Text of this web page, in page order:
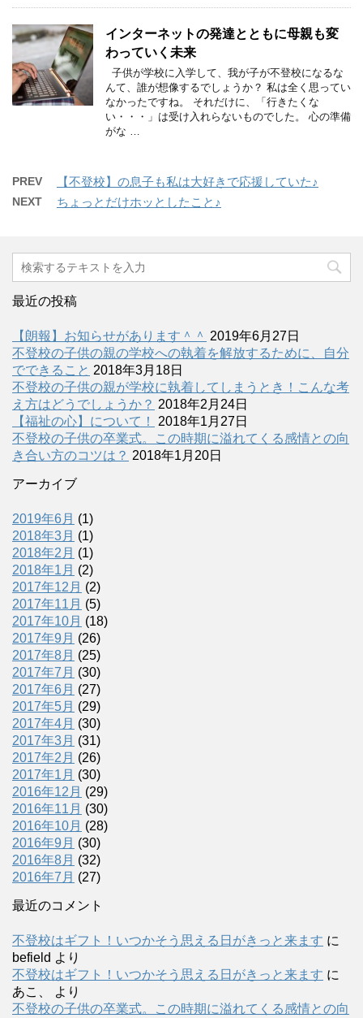
インターネットの発達とともに母親も変
わっていく未来
子供が学校に入学して、我が子が不登校になるな
んて、誰が想像するでしょうか？ 私は全く思ってい
なかったですね。 それだけに、「行きたくな
い・・・」は受け入れらないものでした。 心の準備
がな …
PREV 【不登校】の息子も私は大好きで応援していた♪
NEXT ちょっとだけホッとしたこと♪
最近の投稿
【朗報】お知らせがあります＾＾ 2019年6月27日
不登校の子供の親の学校への執着を解放するために、自分
でできること 2018年3月18日
不登校の子供の親が学校に執着してしまうとき！こんな考
え方はどうでしょうか？ 2018年2月24日
【福祉の心】について！
2018年1月27日
不登校の子供の卒業式。この時期に溢れてくる感情との向
き合い方のコツは？ 2018年1月20日
アーカイブ
2019年6月 (1)
2018年3月 (1)
2018年2月 (1)
2018年1月 (2)
2017年12月 (2)
2017年11月 (5)
2017年10月 (18)
2017年9月 (26)
2017年8月 (25)
2017年7月 (30)
2017年6月 (27)
2017年5月 (29)
2017年4月 (30)
2017年3月 (31)
2017年2月 (26)
2017年1月 (30)
2016年12月 (29)
2016年11月 (30)
2016年10月 (28)
2016年9月 (30)
2016年8月 (32)
2016年7月 (27)
最近のコメント
不登校はギフト！いつかそう思える日がきっと来ます に
befield より
不登校はギフト！いつかそう思える日がきっと来ます に
あこ、
より
不登校の子供の卒業式。この時期に溢れてくる感情との向